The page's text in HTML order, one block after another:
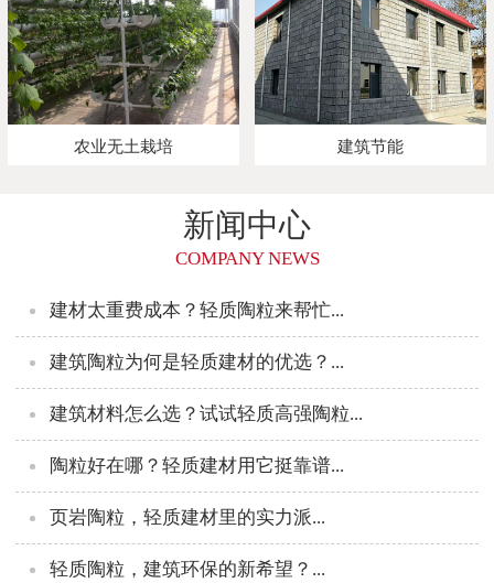
农业无土栽培 建筑节能
新闻中心
COMPANY NEWS
建材太重费成本？轻质陶粒来帮忙...
建筑陶粒为何是轻质建材的优选？...
建筑材料怎么选？试试轻质高强陶粒...
陶粒好在哪？轻质建材用它挺靠谱...
页岩陶粒，轻质建材里的实力派...
轻质陶粒，建筑环保的新希望？...